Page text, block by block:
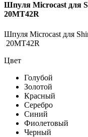
Шпуля Microcast для
20MT42R
Шпуля Microcast для
20MT42R
Цвет
Голубой
Золотой
Красный
Серебро
Синий
Фиолетовый
Черный